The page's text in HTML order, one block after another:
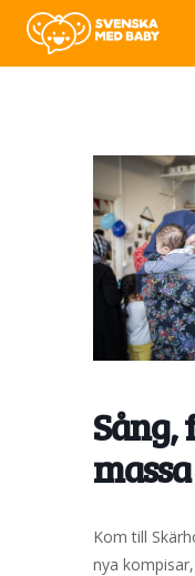
Sång,
Kom till
nya